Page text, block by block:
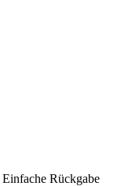
Einfache Rückgabe